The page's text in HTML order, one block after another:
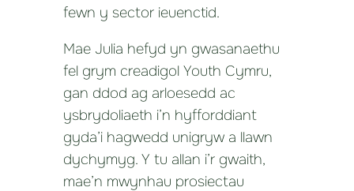
fewn y sector ieuenctid.
Mae Julia hefyd yn gwasanaethu
fel grym creadigol Youth Cymru,
gan ddod ag arloesedd ac
ysbrydoliaeth i’n hyfforddiant
gyda’i hagwedd unigryw a llawn
dychymyg. Y tu allan i’r gwaith,
mae’n mwynhau prosiectau